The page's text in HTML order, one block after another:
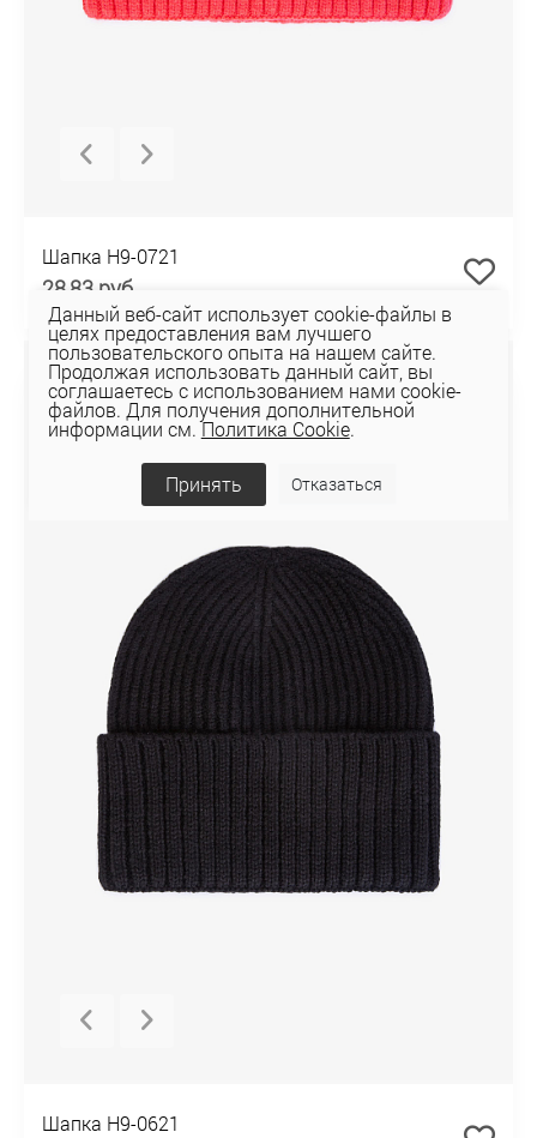
Шапка H9-0721
28,83 руб
Шапка H9-0621
Данный веб-сайт использует cookie-файлы в
целях предоставления вам лучшего
пользовательского опыта на нашем сайте.
Продолжая использовать данный сайт, вы
соглашаетесь с использованием нами cookie-
файлов. Для получения дополнительной
информации см.Политика Cookie.
Принять Отказаться